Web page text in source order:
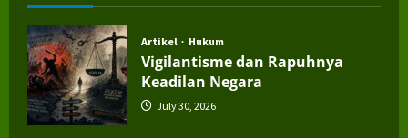
Artikel Hukum
Vigilantisme dan Rapuhnya
Keadilan Negara
July 30, 2026